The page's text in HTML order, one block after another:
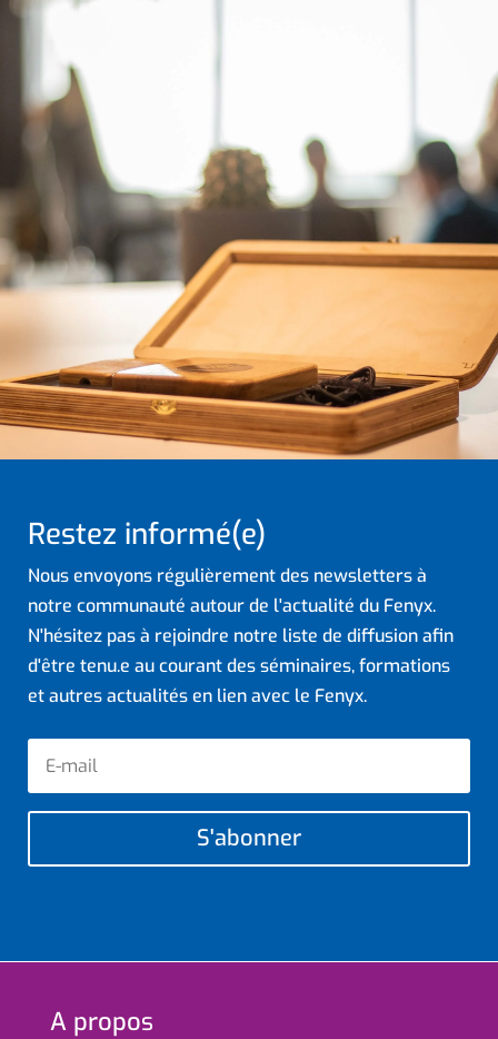
Restez informé(e)
Nous envoyons régulièrement des newsletters à
notre communauté autour de l'actualité du Fenyx.
N'hésitez pas à rejoindre notre liste de diffusion afin
d'être tenu.e au courant des séminaires, formations
et autres actualités en lien avec le Fenyx.
S'abonner
A propos